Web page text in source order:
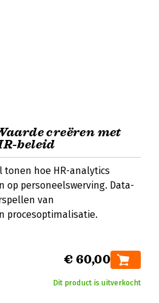
creëren met
beleid
tonen hoe HR-analytics
op personeelswerving. Data-
van
procesoptimalisatie.
€ 60,00
Dit product is uitverkocht